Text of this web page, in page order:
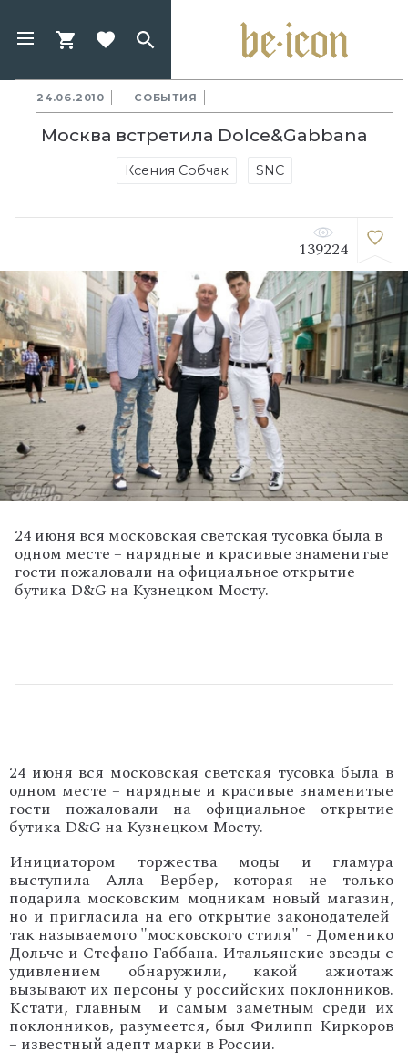
24.06.2010 СОБЫТИЯ
Москва встретила Dolce&Gabbana
Ксения Собчак SNC
139224
24 июня вся московская светская тусовка была в
одном месте – нарядные и красивые знаменитые
гости пожаловали на официальное открытие
бутика D&G на Кузнецком Мосту.
24 июня вся московская светская тусовка была в
одном месте – нарядные и красивые знаменитые
гости пожаловали на официальное открытие
бутика D&G на Кузнецком Мосту.
Инициатором торжества моды и гламура
выступила Алла Вербер, которая не только
подарила московским модникам новый магазин,
но и пригласила на его открытие законодателей
так называемого "московского стиля" - Доменико
Дольче и Стефано Габбана. Итальянские звезды с
удивлением обнаружили, какой ажиотаж
вызывают их персоны у российских поклонников.
Кстати, главным и самым заметным среди их
поклонников, разумеется, был Филипп Киркоров
– известный адепт марки в России.